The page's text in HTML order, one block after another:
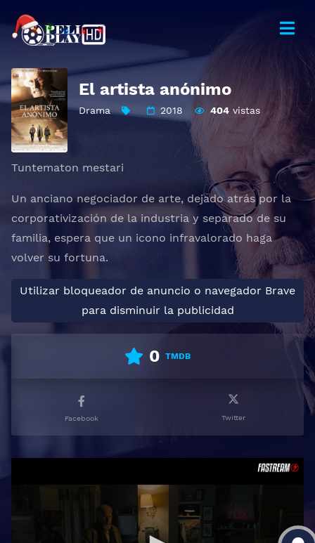
El artista anónimo
Drama 2018 404vistas
Tuntematon mestari
Un anciano negociador de arte, dejado atrás por la
corporativización de la industria y separado de su
familia, espera que un icono infravalorado haga
volver su fortuna.
Utilizar bloqueador de anuncio o navegador Brave
para disminuir la publicidad
0 TMDB
Facebook Twitter